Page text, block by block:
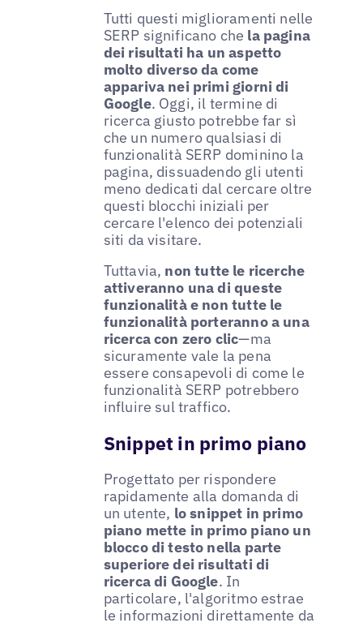
Tutti questi miglioramenti nelle
SERP significano che la pagina
dei risultati ha un aspetto
molto diverso da come
appariva nei primi giorni di
Google. Oggi, il termine di
ricerca giusto potrebbe far sì
che un numero qualsiasi di
funzionalità SERP dominino la
pagina, dissuadendo gli utenti
meno dedicati dal cercare oltre
questi blocchi iniziali per
cercare l'elenco dei potenziali
siti da visitare.
Tuttavia, non tutte le ricerche
attiveranno una di queste
funzionalità e non tutte le
funzionalità porteranno a una
ricerca con zero clic—ma
sicuramente vale la pena
essere consapevoli di come le
funzionalità SERP potrebbero
influire sul traffico.
Snippet in primo piano
Progettato per rispondere
rapidamente alla domanda di
un utente, lo snippet in primo
piano mette in primo piano un
blocco di testo nella parte
superiore dei risultati di
ricerca di Google. In
particolare, l'algoritmo estrae
le informazioni direttamente da